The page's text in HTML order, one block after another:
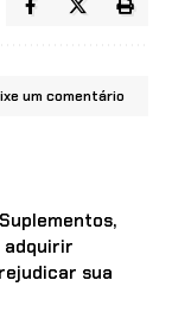
um comentário
adquirir
sua